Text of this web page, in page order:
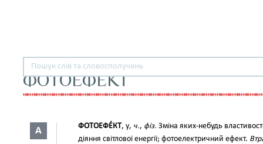
ФОТОЕФЕКТ
А ФОТОЕФЕ́КТ, у, ч., фіз. Зміна яких-небудь
діяння світлової енергії; фотоелектричний ефект.